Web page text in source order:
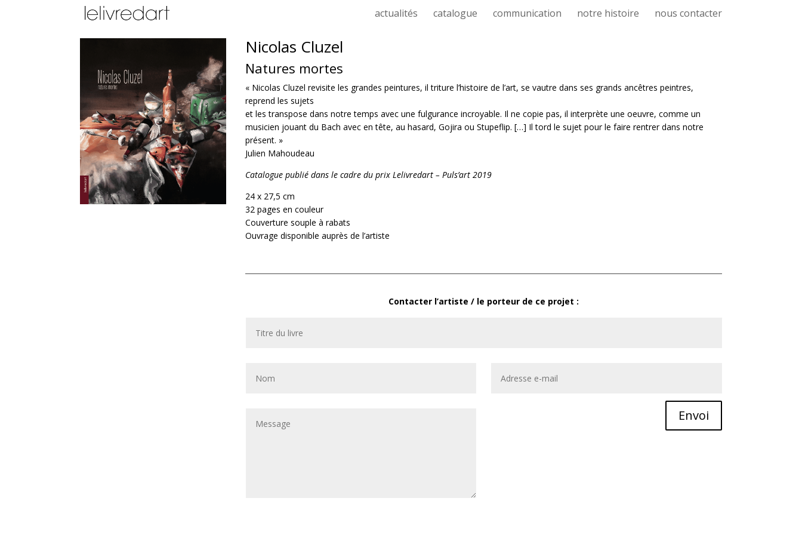
actualités catalogue communication notre histoire nous contacter
Nicolas Cluzel
Natures mortes
« Nicolas Cluzel revisite les grandes peintures, il triture l’histoire de l’art, se vautre dans ses grands ancêtres peintres,
reprend les sujets
et les transpose dans notre temps avec une fulgurance incroyable. Il ne copie pas, il interprète une oeuvre, comme un
musicien jouant du Bach avec en tête, au hasard, Gojira ou Stupeflip. […] Il tord le sujet pour le faire rentrer dans notre
présent. »
Julien Mahoudeau
Catalogue publié dans le cadre du prix Lelivredart – Puls’art 2019
24 x 27,5 cm
32 pages en couleur
Couverture souple à rabats
Ouvrage disponible auprès de l’artiste
Contacter l’artiste / le porteur de ce projet :
Envoi